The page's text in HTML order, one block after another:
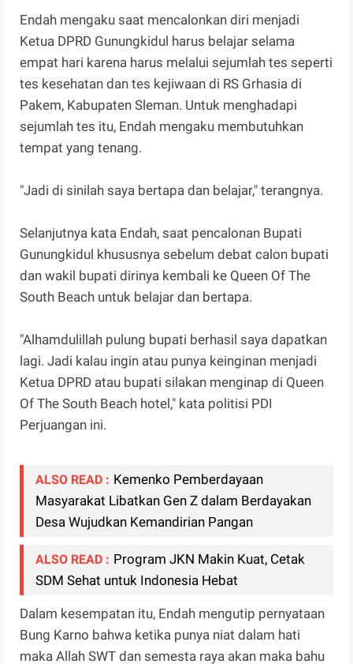
‎Endah mengaku saat mencalonkan diri menjadi
Ketua DPRD Gunungkidul harus belajar selama
empat hari karena harus melalui sejumlah tes seperti
tes kesehatan dan tes kejiwaan di RS Grhasia di
Pakem, Kabupaten Sleman. Untuk menghadapi
sejumlah tes itu, Endah mengaku membutuhkan
tempat yang tenang.
‎"Jadi di sinilah saya bertapa dan belajar," terangnya.
Selanjutnya kata Endah, saat pencalonan Bupati
Gunungkidul khususnya sebelum debat calon bupati
dan wakil bupati dirinya kembali ke Queen Of The
South Beach untuk belajar dan bertapa.
‎"Alhamdulillah pulung bupati berhasil saya dapatkan
lagi. Jadi kalau ingin atau punya keinginan menjadi
Ketua DPRD atau bupati silakan menginap di Queen
Of The South Beach hotel," kata politisi PDI
Perjuangan ini.
ALSO READ : Kemenko Pemberdayaan
Masyarakat Libatkan Gen Z dalam Berdayakan
Desa Wujudkan Kemandirian Pangan
ALSO READ : Program JKN Makin Kuat, Cetak
SDM Sehat untuk Indonesia Hebat
Dalam kesempatan itu, Endah mengutip pernyataan
Bung Karno bahwa ketika punya niat dalam hati
maka Allah SWT dan semesta raya akan maka bahu